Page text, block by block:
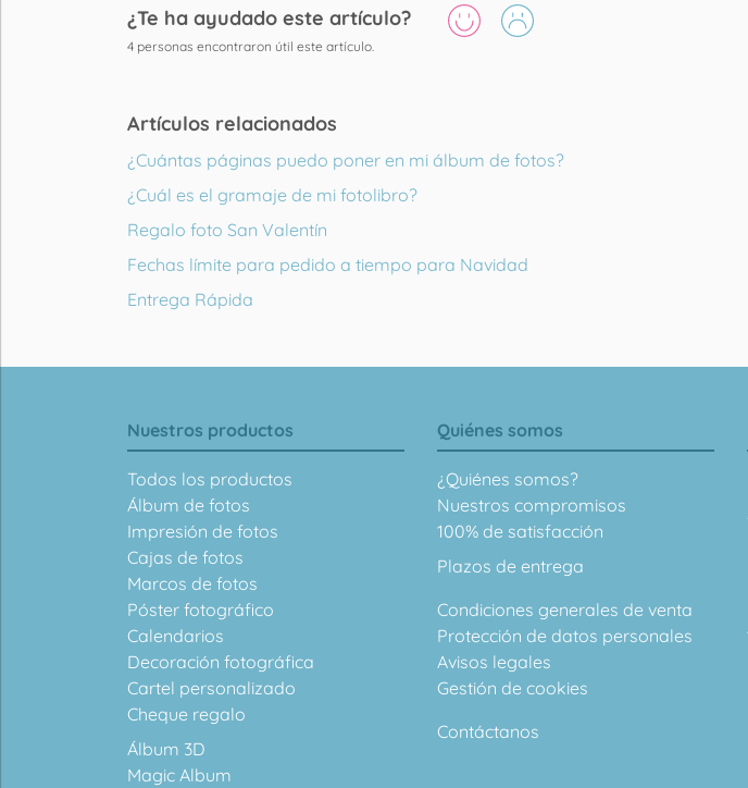
¿Te ha ayudado este artículo?
4 personas encontraron útil este artículo.
Artículos relacionados
¿Cuántas páginas puedo poner en mi álbum de fotos?
¿Cuál es el gramaje de mi fotolibro?
Regalo foto San Valentín
Fechas límite para pedido a tiempo para Navidad
Entrega Rápida
Nuestros productos
Todos los productos
Álbum de fotos
Impresión de fotos
Cajas de fotos
Marcos de fotos
Póster fotográfico
Calendarios
Decoración fotográfica
Cartel personalizado
Cheque regalo
Álbum 3D
Magic Album
Quiénes somos
¿Quiénes somos?
Nuestros compromisos
100% de satisfacción
Plazos de entrega
Condiciones generales de venta
Protección de datos personales
Avisos legales
Gestión de cookies
Contáctanos